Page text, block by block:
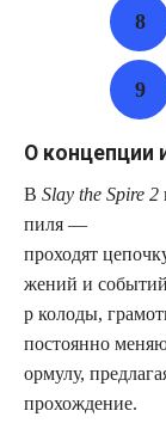
О концепции
В Slay the Spire 2
пиля —
проходят
жений и
р колоды,
постоянно
ормулу,
прохождение.